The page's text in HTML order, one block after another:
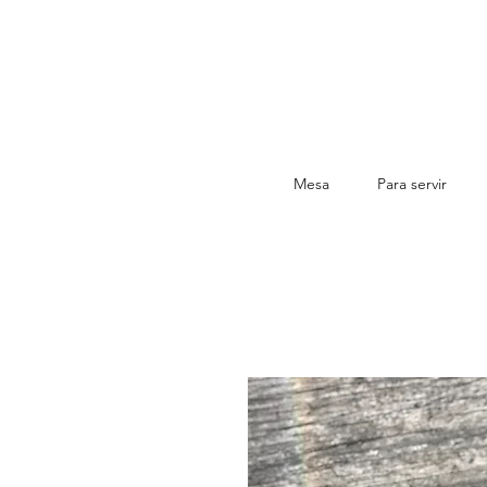
Mesa Para servir